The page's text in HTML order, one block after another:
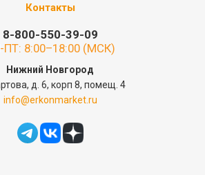
Контакты
8-800-550-39-09
ПТ: 8:00–18:00 (МСК)
Нижний Новгород
д. 6, корп 8, помещ. 4
info@erkonmarket.ru